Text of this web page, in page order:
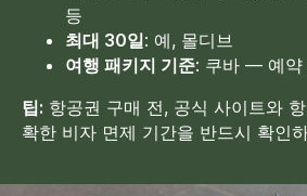
등
최대 30일: 예, 몰디브
여행 패키지 기준: 쿠바 — 예약
팁: 항공권 구매 전, 공식 사이트와
확한 비자 면제 기간을 반드시 확인